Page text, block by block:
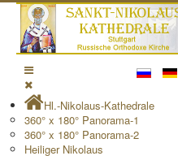
Hl.-Nikolaus-Kathedrale
360° x 180° Panorama-1
360° x 180° Panorama-2
Heiliger Nikolaus